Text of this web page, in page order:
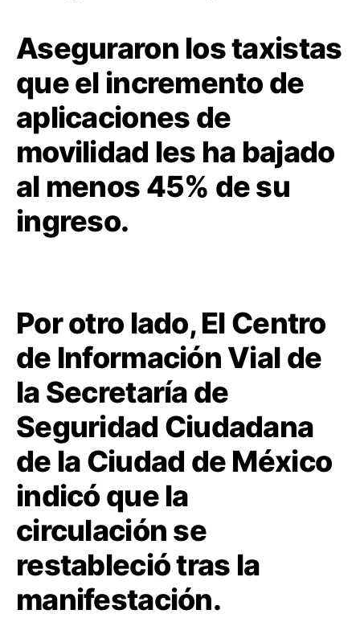
Aseguraron los taxistas
que el incremento de
aplicaciones de
movilidad les ha bajado
al menos 45% de su
ingreso.
Por otro lado, El Centro
de Información Vial de
la Secretaría de
Seguridad Ciudadana
de la Ciudad de México
indicó que la
circulación se
restableció tras la
manifestación.